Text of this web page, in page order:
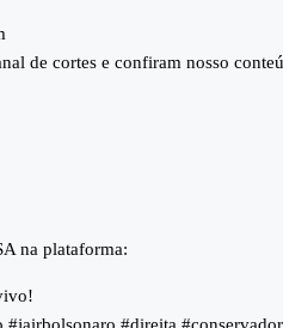
de cortes e confiram nosso
na plataforma: